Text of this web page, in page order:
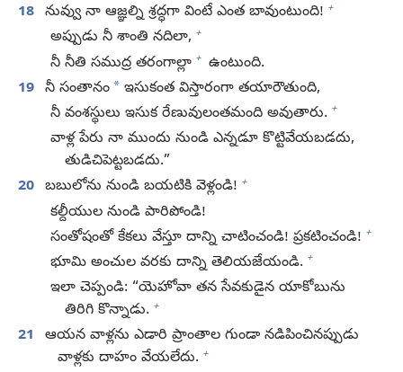
18 నువ్వు నా ఆజ్ఞల్ని శ్రద్ధగా వింటే ఎంత బావుంటుంది! +
అప్పుడు నీ శాంతి నదిలా, +
నీ నీతి సముద్ర తరంగాల్లా + ఉంటుంది.
19 నీ సంతానం * ఇసుకంత విస్తారంగా తయారౌతుంది,
నీ వంశస్థులు ఇసుక రేణువులంతమంది అవుతారు. +
వాళ్ల పేరు నా ముందు నుండి ఎన్నడూ కొట్టివేయబడదు,
తుడిచిపెట్టబడదు.”
20 బబులోను నుండి బయటికి వెళ్లండి! +
కల్దీయుల నుండి పారిపోండి!
సంతోషంతో కేకలు వేస్తూ దాన్ని చాటించండి! ప్రకటించండి! +
భూమి అంచుల వరకు దాన్ని తెలియజేయండి. +
ఇలా చెప్పండి: “యెహోవా తన సేవకుడైన యాకోబును
తిరిగి కొన్నాడు. +
21
ఆయన వాళ్లను ఎడారి ప్రాంతాల గుండా నడిపించినప్పుడు
వాళ్లకు దాహం వేయలేదు. +